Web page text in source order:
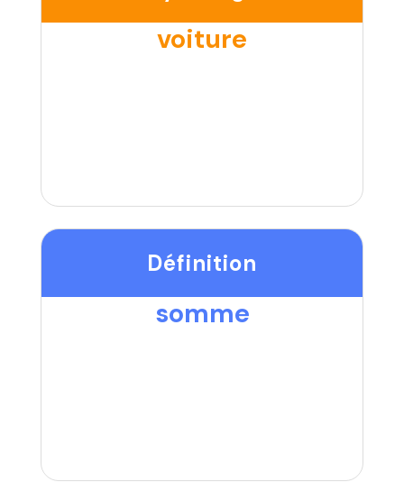
voiture
Définition
somme